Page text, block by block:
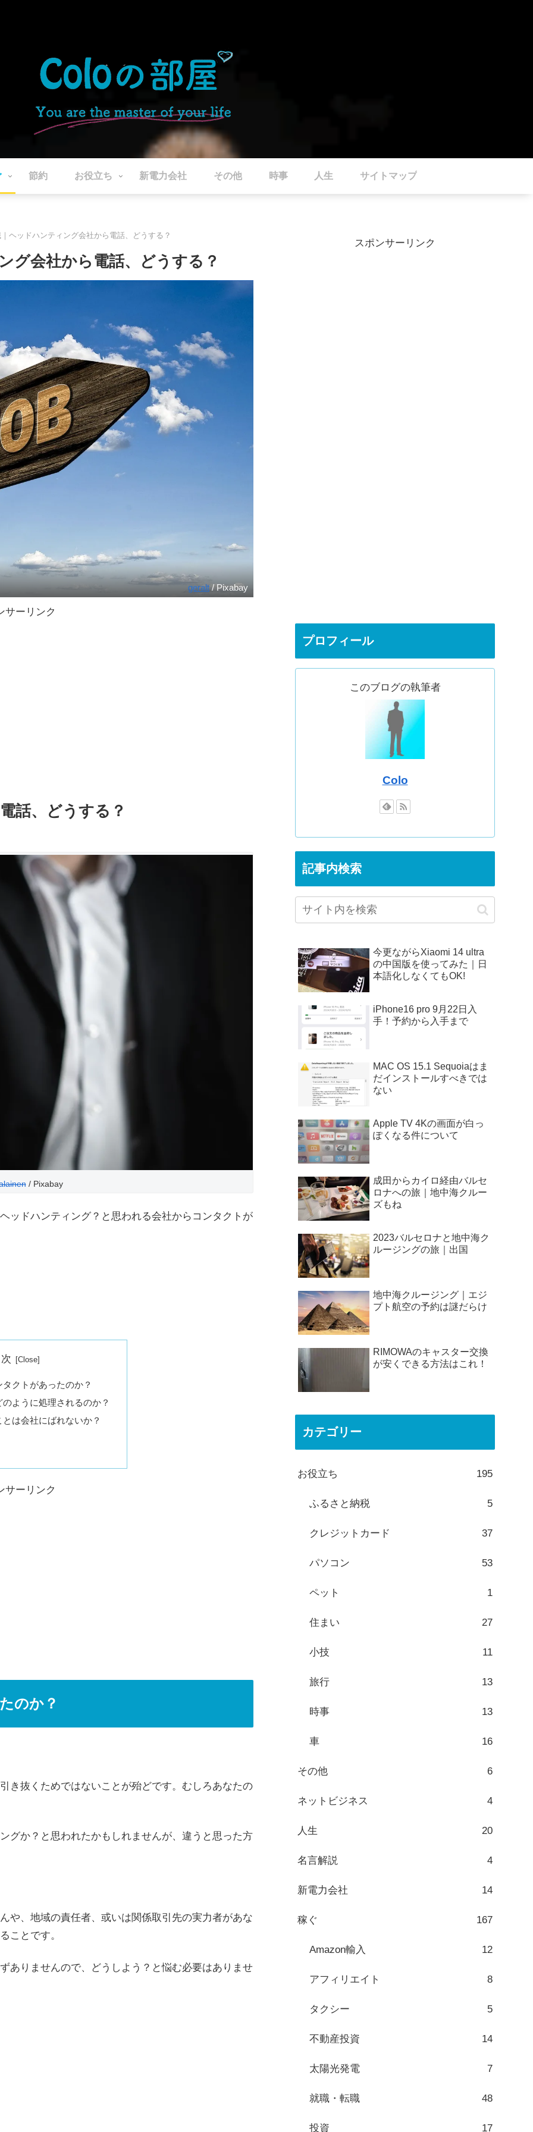
節約 お役立ち 新電力会社 その他 時事 人生 サイトマップ
ヘッドハンティング会社から電話、どうする？
グ会社から電話、どうする？
geralt/ Pixabay
サーリンク
話、どうする？
/ Pixabay
ッドハンティング？と思われる会社からコンタクトが
クトがあったのか？
ように処理されるのか？
は会社にばれないか？
サーリンク
のか？
き抜くためではないことが殆どです。むしろあなたの
グか？と思われたかもしれませんが、違うと思った方
や、地域の責任者、或いは関係取引先の実力者があな
ことです。
ありませんので、どうしよう？と悩む必要はありませ
スポンサーリンク
プロフィール
このブログの執筆者
Colo
記事内検索
今更ながらXiaomi 14 ultra
の中国版を使ってみた｜日
本語化しなくてもOK!
iPhone16 pro 9月22日入
手！予約から入手まで
MAC OS 15.1 Sequoiaはま
だインストールすべきでは
ない
Apple TV 4Kの画面が白っ
ぽくなる件について
成田からカイロ経由バルセ
ロナへの旅｜地中海クルー
ズもね
2023バルセロナと地中海ク
ルージングの旅｜出国
地中海クルージング｜エジ
プト航空の予約は謎だらけ
RIMOWAのキャスター交換
が安くできる方法はこれ！
カテゴリー
お役立ち 195
ふるさと納税 5
クレジットカード 37
パソコン 53
ペット 1
住まい 27
小技 11
旅行 13
時事 13
車 16
その他 6
ネットビジネス 4
人生 20
名言解説 4
新電力会社 14
稼ぐ 167
Amazon輸入 12
アフィリエイト 8
タクシー 5
不動産投資 14
太陽光発電 7
就職・転職 48
投資 17